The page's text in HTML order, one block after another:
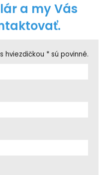
a my Vás
hviezdičkou * sú povinné.